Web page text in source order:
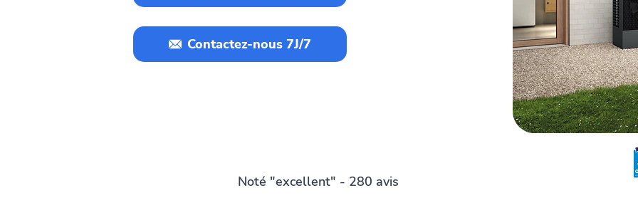
Contactez-nous 7J/7
Noté "excellent" - 280 avis